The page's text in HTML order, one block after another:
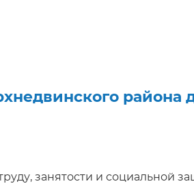
района
занятости и социальной